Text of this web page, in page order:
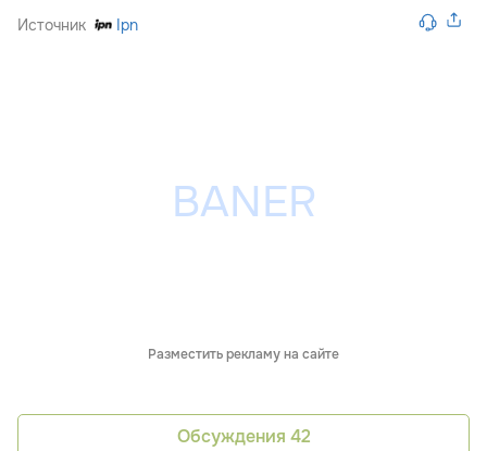
Источник Ipn
Разместить рекламу на сайте
Обсуждения 42